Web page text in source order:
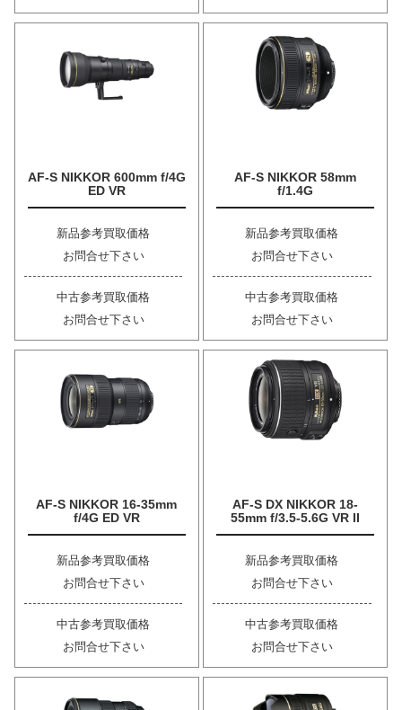
AF-S NIKKOR 600mm f/4G
ED VR
新品参考買取価格
お問合せ下さい
中古参考買取価格
お問合せ下さい
AF-S NIKKOR 58mm
f/1.4G
新品参考買取価格
お問合せ下さい
中古参考買取価格
お問合せ下さい
AF-S NIKKOR 16-35mm
f/4G ED VR
新品参考買取価格
お問合せ下さい
中古参考買取価格
お問合せ下さい
AF-S DX NIKKOR 18-
55mm f/3.5-5.6G VR II
新品参考買取価格
お問合せ下さい
中古参考買取価格
お問合せ下さい